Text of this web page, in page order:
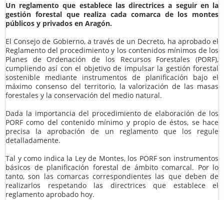
Un reglamento que establece las directrices a seguir en la
gestión forestal que realiza cada comarca de los montes
públicos y privados en Aragón.
El Consejo de Gobierno, a través de un Decreto, ha aprobado el
Reglamento del procedimiento y los contenidos mínimos de los
Planes de Ordenación de los Recursos Forestales (PORF),
cumpliendo así con el objetivo de impulsar la gestión forestal
sostenible mediante instrumentos de planificación bajo el
máximo consenso del territorio, la valorización de las masas
forestales y la conservación del medio natural.
Dada la importancia del procedimiento de elaboración de los
PORF como del contenido mínimo y propio de éstos, se hace
precisa la aprobación de un reglamento que los regule
detalladamente.
Tal y como indica la Ley de Montes, los PORF son instrumentos
básicos de planificación forestal de ámbito comarcal. Por lo
tanto, son las comarcas correspondientes las que deben de
realizarlos respetando las directrices que establece el
reglamento aprobado hoy.